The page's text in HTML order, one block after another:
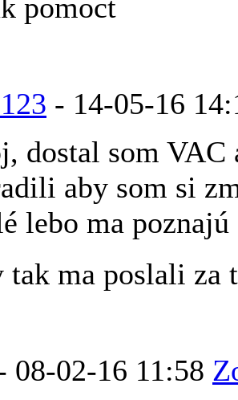
pomoct
- 14-05-16
dostal som VAC
aby som si
lebo ma
tak ma poslali za
08-02-16 11:58